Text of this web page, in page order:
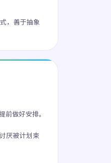
，善于抽象
前做好安排。
厌被计划束